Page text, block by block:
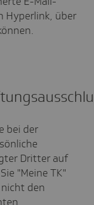
Hyperlink, über
bei der
Dritter auf
"Meine TK"
den